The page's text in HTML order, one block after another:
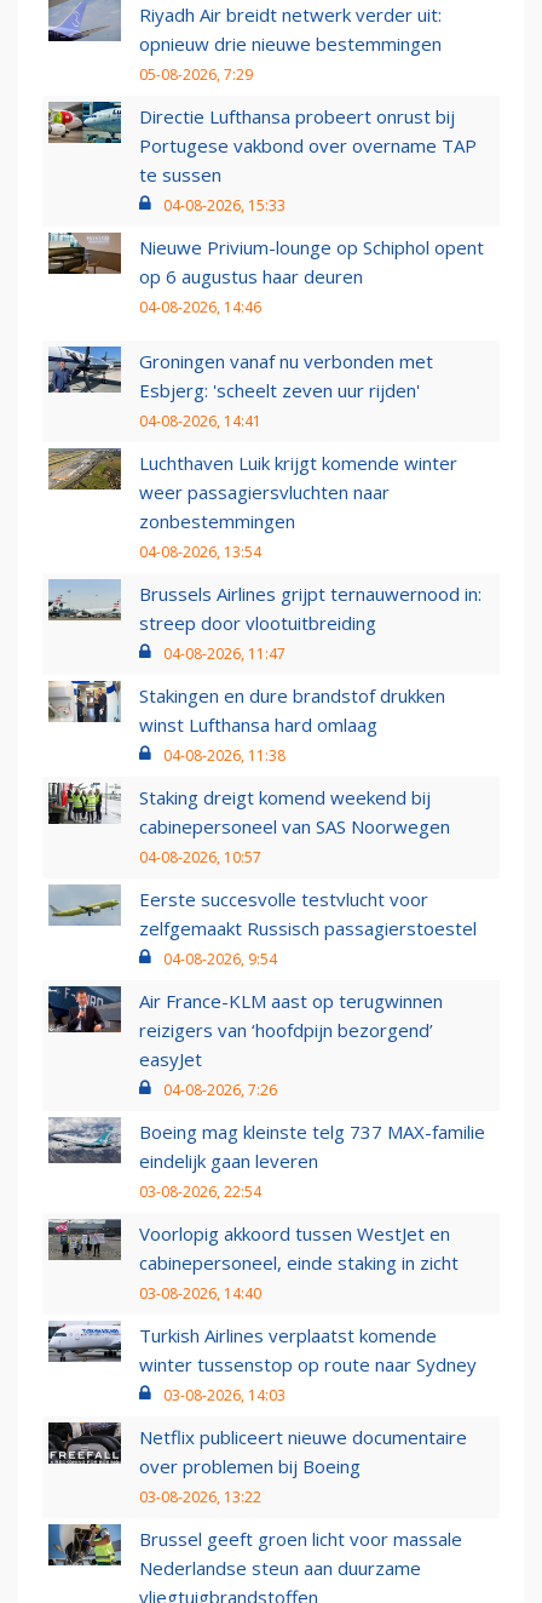
Riyadh Air breidt netwerk verder uit:
opnieuw drie nieuwe bestemmingen
05-08-2026, 7:29
Directie Lufthansa probeert onrust bij
Portugese vakbond over overname TAP
te sussen
04-08-2026, 15:33
Nieuwe Privium-lounge op Schiphol opent
op 6 augustus haar deuren
04-08-2026, 14:46
Groningen vanaf nu verbonden met
Esbjerg: 'scheelt zeven uur rijden'
04-08-2026, 14:41
Luchthaven Luik krijgt komende winter
weer passagiersvluchten naar
zonbestemmingen
04-08-2026, 13:54
Brussels Airlines grijpt ternauwernood in:
streep door vlootuitbreiding
04-08-2026, 11:47
Stakingen en dure brandstof drukken
winst Lufthansa hard omlaag
04-08-2026, 11:38
Staking dreigt komend weekend bij
cabinepersoneel van SAS Noorwegen
04-08-2026, 10:57
Eerste succesvolle testvlucht voor
zelfgemaakt Russisch passagierstoestel
04-08-2026, 9:54
Air France-KLM aast op terugwinnen
reizigers van ‘hoofdpijn bezorgend’
easyJet
04-08-2026, 7:26
Boeing mag kleinste telg 737 MAX-familie
eindelijk gaan leveren
03-08-2026, 22:54
Voorlopig akkoord tussen WestJet en
cabinepersoneel, einde staking in zicht
03-08-2026, 14:40
Turkish Airlines verplaatst komende
winter tussenstop op route naar Sydney
03-08-2026, 14:03
Netflix publiceert nieuwe documentaire
over problemen bij Boeing
03-08-2026, 13:22
Brussel geeft groen licht voor massale
Nederlandse steun aan duurzame
vliegtuigbrandstoffen